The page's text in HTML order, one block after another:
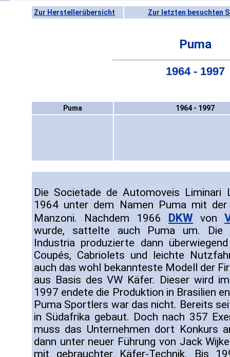
Zur Herstellerübersicht Zur letzten besuchten
Puma
1964 - 1997
Puma 1964 - 1997
Die Societade de Automoveis Liminari
1964 unter dem Namen Puma mit
Manzoni. Nachdem 1966 DKW von
wurde, sattelte auch Puma um. Die
Industria produzierte dann
Coupés, Cabriolets und leichte
auch das wohl bekannteste Modell der
aus Basis des VW Käfer. Dieser wird
1997 endete die Produktion in Brasilien
Puma Sportlers war das nicht. Bereits
in Südafrika gebaut. Doch nach 357
muss das Unternehmen dort Konkurs
dann unter neuer Führung von Jack
mit gebrauchter Käfer-Technik. Bis